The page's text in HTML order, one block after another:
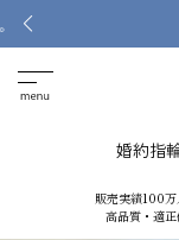
【ショッ
婚約指
販売実績100
高品質・適